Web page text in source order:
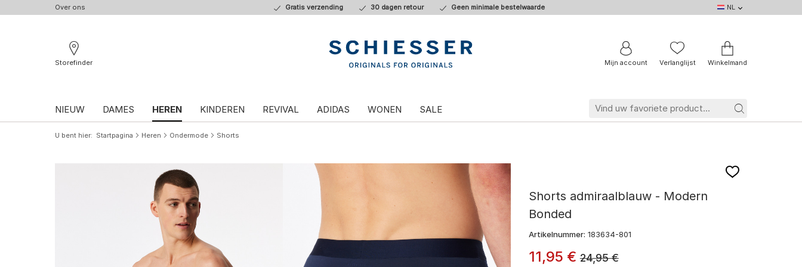
Over ons Gratis verzending 30 dagen retour Geen minimale bestelwaarde
NL
DE
NL
BE
FR
Storefinder
Mijn account Verlanglijst Winkelmand
NIEUW DAMES HEREN KINDEREN REVIVAL ADIDAS WONEN SALE
U bent hier Startpagina Heren Ondermode Shorts
Shorts admiraalblauw - Modern
Bonded
Artikelnummer: 183634-801
11,95 €24,95€